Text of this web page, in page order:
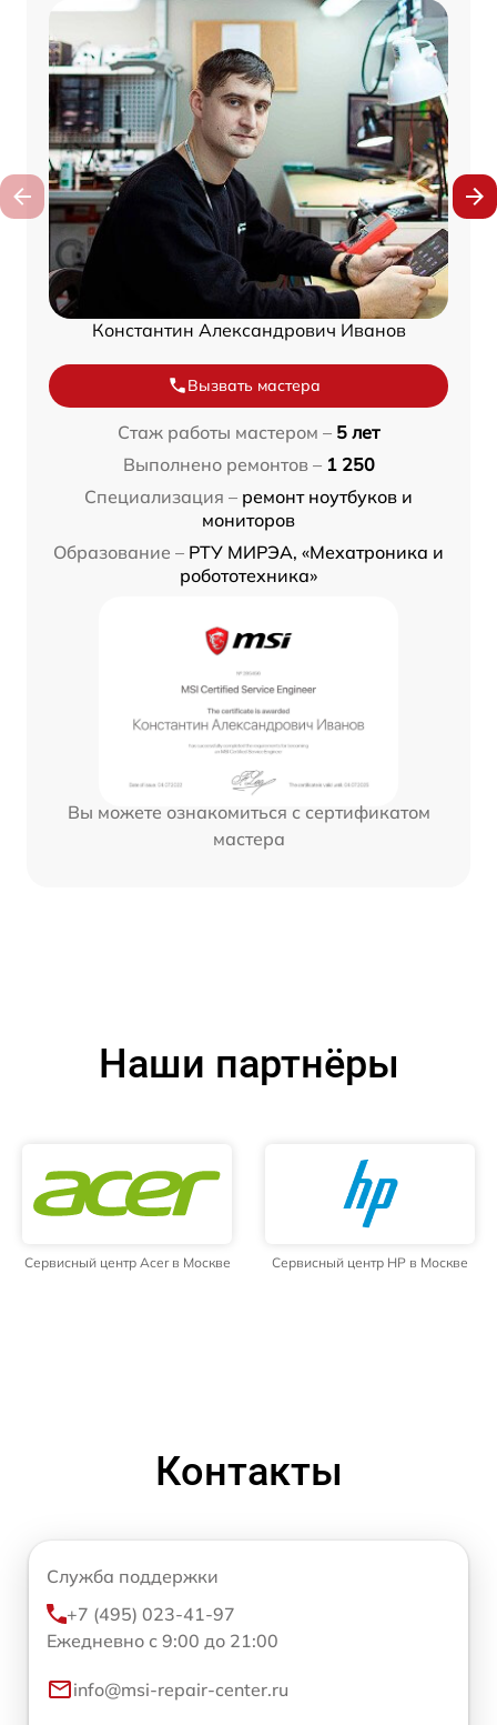
Константин Александрович Иванов
Вызвать мастера
Стаж работы мастером – 5 лет
Выполнено ремонтов – 1 250
Специализация – ремонт ноутбуков и
мониторов
Образование – РТУ МИРЭА, «Мехатроника и
робототехника»
Вы можете ознакомиться с сертификатом
мастера
Наши партнёры
Сервисный центр Acer в Москве Сервисный центр HP в Москве
Контакты
Служба поддержки
+7 (495) 023-41-97
Ежедневно с 9:00 до 21:00
info@msi-repair-center.ru